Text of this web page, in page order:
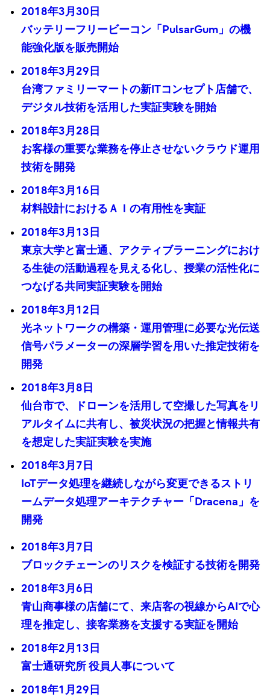
2018年3月30日
バッテリーフリービーコン「PulsarGum」の機
能強化版を販売開始
2018年3月29日
台湾ファミリーマートの新ITコンセプト店舗で、
デジタル技術を活用した実証実験を開始
2018年3月28日
お客様の重要な業務を停止させないクラウド運用
技術を開発
2018年3月16日
材料設計におけるＡＩの有用性を実証
2018年3月13日
東京大学と富士通、アクティブラーニングにおけ
る生徒の活動過程を見える化し、授業の活性化に
つなげる共同実証実験を開始
2018年3月12日
光ネットワークの構築・運用管理に必要な光伝送
信号パラメーターの深層学習を用いた推定技術を
開発
2018年3月8日
仙台市で、ドローンを活用して空撮した写真をリ
アルタイムに共有し、被災状況の把握と情報共有
を想定した実証実験を実施
2018年3月7日
IoTデータ処理を継続しながら変更できるストリ
ームデータ処理アーキテクチャー「Dracena」を
開発
2018年3月7日
ブロックチェーンのリスクを検証する技術を開発
2018年3月6日
青山商事様の店舗にて、来店客の視線からAIで心
理を推定し、接客業務を支援する実証を開始
2018年2月13日
富士通研究所 役員人事について
2018年1月29日